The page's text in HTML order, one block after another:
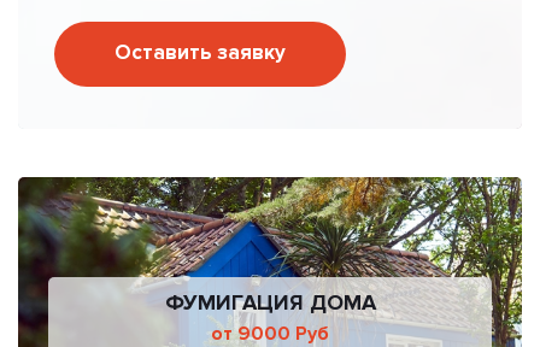
Оставить заявку
ФУМИГАЦИЯ ДОМА
от 9000 Руб